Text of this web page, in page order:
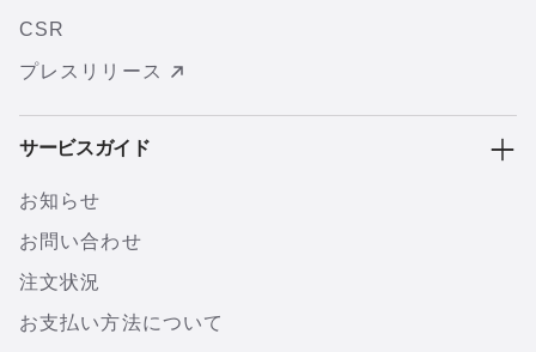
CSR
プレスリリース
サービスガイド
お知らせ
お問い合わせ
注文状況
お支払い方法について